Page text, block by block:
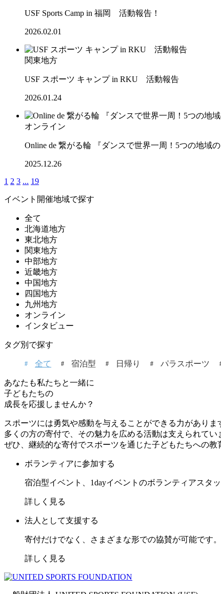
USF Sports Camp in 福岡 活動報告！
2026.02.01
関東地方
USF スポーツ キャンプ in RKU 活動報告
2026.01.24
オンライン
Online de 繋がる輪 『ダンスで世界一周！5つの地域
2025.12.26
1 2 3 ... 19
イベント開催地域で探す
全て
北海道地方
東北地方
関東地方
中部地方
近畿地方
中国地方
四国地方
九州地方
オンライン
インタビュー
タグ別で探す
全て 宿泊型 日帰り パラスポーツ
あなたも私たちと一緒に
子どもたちの
成長を応援しませんか？
スポーツには勇気や感動を与えることができる力がありま
多くの方の寄付で、その魅力を広める活動は支えられてい
ぜひ、継続的な寄付でスポーツを通じた子どもたちへの教
ボランティアに参加する
宿泊型イベント、1dayイベントのボランティアスタ
詳しく見る
法人として支援する
寄付だけでなく、さまざまな形での協賛が可能です。
詳しく見る